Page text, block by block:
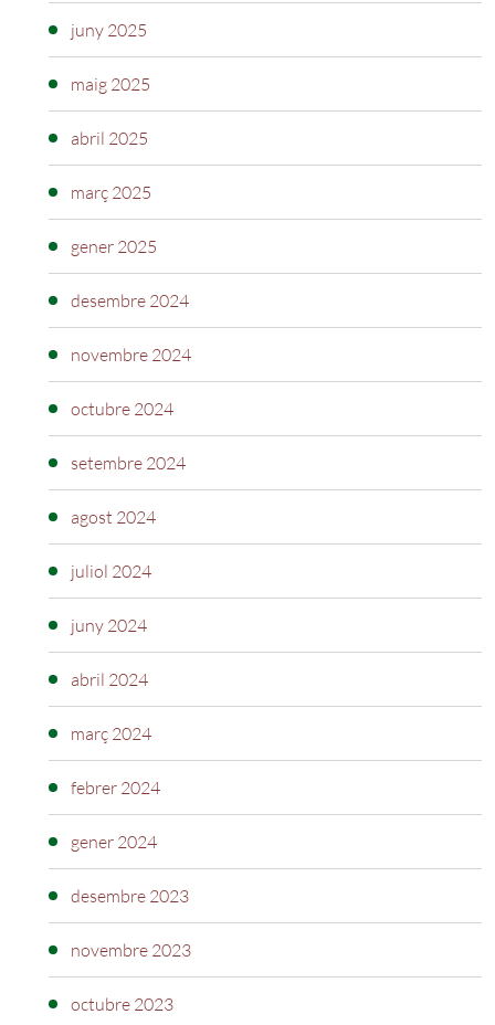
juny 2025
maig 2025
abril 2025
març 2025
gener 2025
desembre 2024
novembre 2024
octubre 2024
setembre 2024
agost 2024
juliol 2024
juny 2024
abril 2024
març 2024
febrer 2024
gener 2024
desembre 2023
novembre 2023
octubre 2023